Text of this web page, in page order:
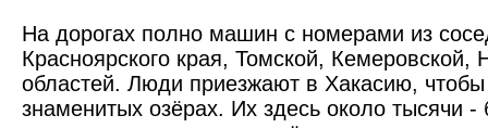
На дорогах полно машин с номерами из
Красноярского края, Томской, Кемеровской,
областей. Люди приезжают в Хакасию, чтобы
знаменитых озёрах. Их здесь около тысячи